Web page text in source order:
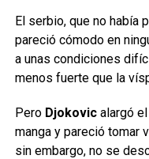
El serbio, que no había
pareció cómodo en
a unas condiciones
menos fuerte que la
Pero Djokovic alargó
manga y pareció tomar
sin embargo, no se